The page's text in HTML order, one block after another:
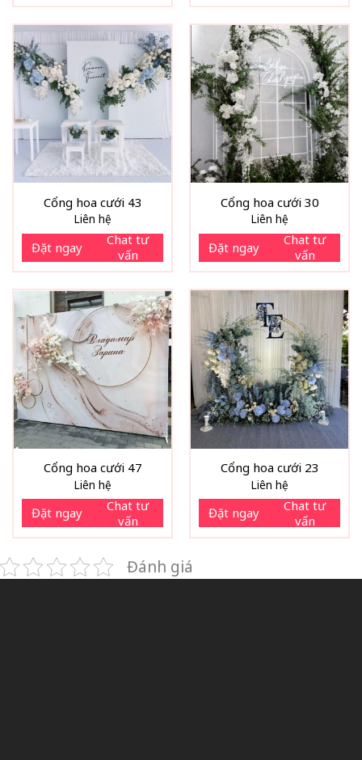
Cổng hoa cưới 43
Liên hệ
Đặt ngay
Chat tư
vấn
Cổng hoa cưới 30
Liên hệ
Đặt ngay
Chat tư
vấn
Cổng hoa cưới 47
Liên hệ
Đặt ngay
Chat tư
vấn
Cổng hoa cưới 23
Liên hệ
Đặt ngay
Chat tư
vấn
Đánh giá